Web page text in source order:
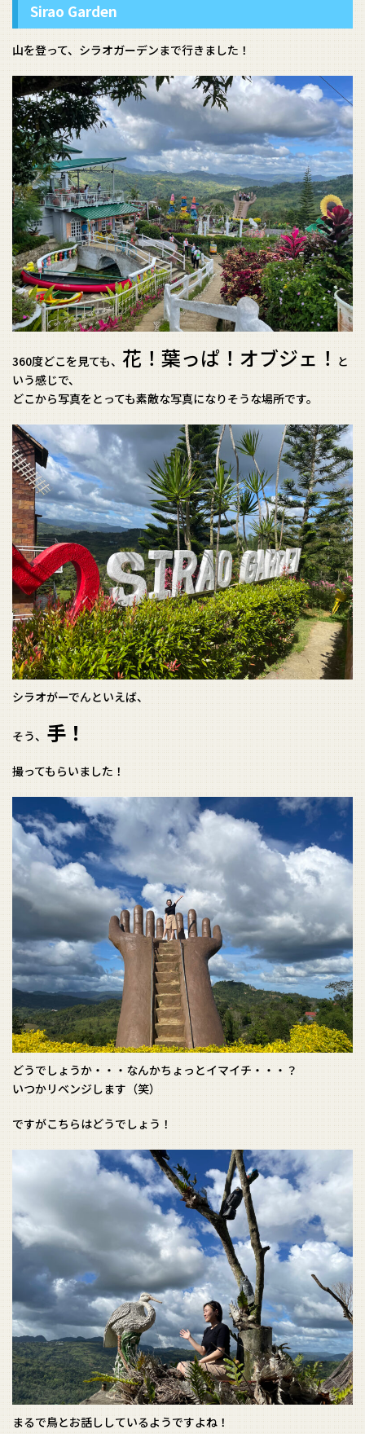
Sirao Garden
山を登って、シラオガーデンまで行きました！
360度どこを見ても、 花！葉っぱ！オブジェ！ と
いう感じで、
どこから写真をとっても素敵な写真になりそうな場所です。
シラオがーでんといえば、
そう、 手！
撮ってもらいました！
どうでしょうか・・・なんかちょっとイマイチ・・・？
いつかリベンジします（笑）
ですがこちらはどうでしょう！
まるで鳥とお話ししているようですよね！